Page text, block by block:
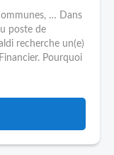
… Dans
poste de
recherche un(e)
Pourquoi